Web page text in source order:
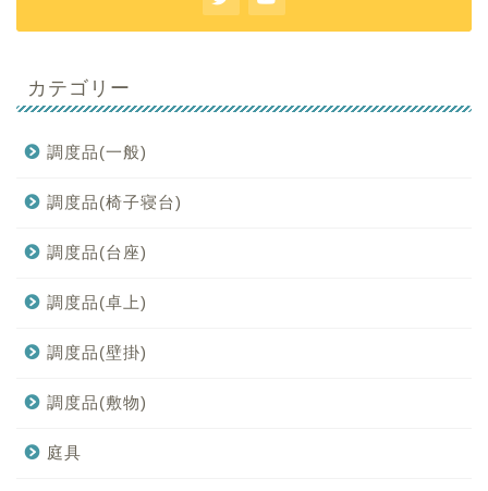
カテゴリー
調度品(一般)
調度品(椅子寝台)
調度品(台座)
調度品(卓上)
調度品(壁掛)
調度品(敷物)
庭具